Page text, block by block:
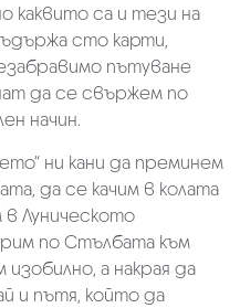
каквито са и тези на
сто карти,
пътуване
да се свържем по
начин.
ни кани да преминем
да се качим в колата
Луническото
по Стълбата към
а накрая да
и пътя, който да